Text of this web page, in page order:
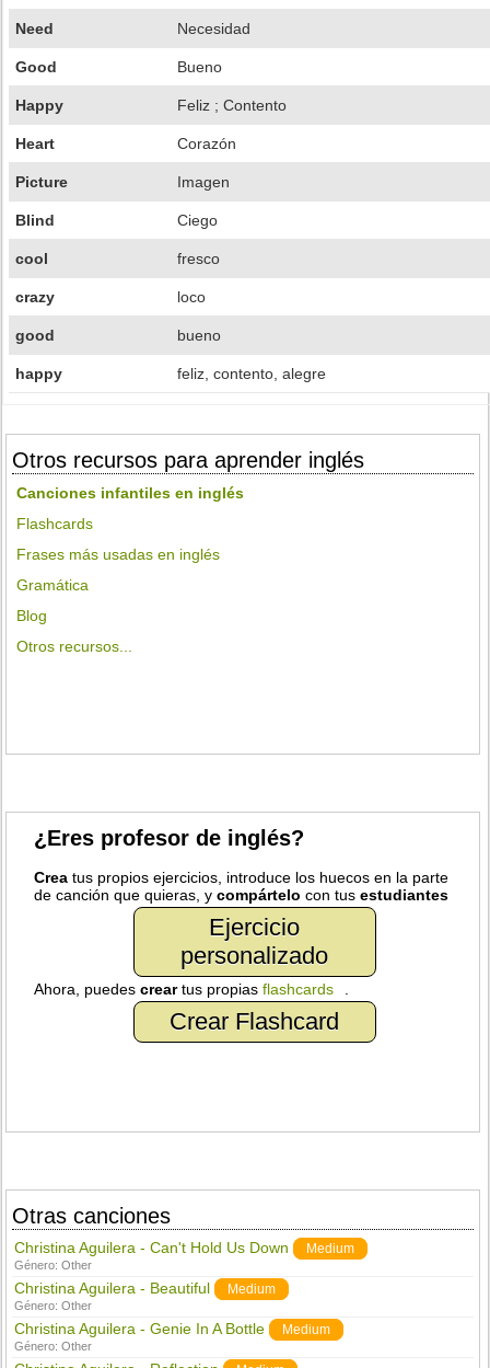
Need Necesidad
Good Bueno
Happy Feliz ; Contento
Heart Corazón
Picture Imagen
Blind Ciego
cool fresco
crazy loco
good bueno
happy feliz, contento, alegre
Otros recursos para aprender inglés
Canciones infantiles en inglés
Flashcards
Frases más usadas en inglés
Gramática
Blog
Otros recursos...
¿Eres profesor de inglés?
Crea tus propios ejercicios, introduce los huecos en la parte
de canción que quieras, ycompártelo con tusestudiantes
Ejercicio
personalizado
Ahora, puedescreartus propiasflashcards
Crear Flashcard
Otras canciones
Christina Aguilera - Can't Hold Us Down Medium
Género:Other
Christina Aguilera - Beautiful Medium
Género:Other
Christina Aguilera - Genie In A Bottle Medium
Género:Other